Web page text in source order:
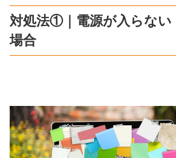
対処法①｜電源が入らない
場合